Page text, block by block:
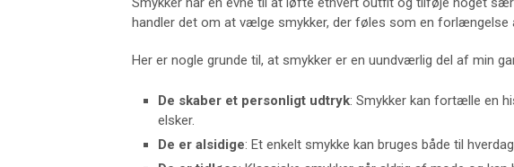
handler det om at vælge smykker, der føles som en forlængelse
Her er nogle grunde til, at smykker er en uundværlig del af min
De skaber et personligt udtryk: Smykker kan fortælle en
elsker.
De er alsidige: Et enkelt smykke kan bruges både til